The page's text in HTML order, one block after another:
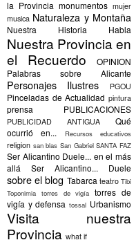
la Provincia monumentos mujer
musica Naturaleza y Montaña
Nuestra Historia Habla
Nuestra Provincia en
el Recuerdo
OPINION
Palabras sobre Alicante
Personajes Ilustres PGOU
Pinceladas de Actualidad pintura
prensa PUBLICACIONES
PUBLICIDAD ANTIGUA
Qué
ocurrió en...
Recursos educativos
religion san blas San Gabriel SANTA FAZ
Ser Alicantino Duele... en el más
allá
Ser Alicantino... Duele
sobre el blog Tabarca teatro Tibi
Toponimia torres de vigía torres de
vigía y defensa tossal Urbanismo
Visita nuestra
Provincia what if